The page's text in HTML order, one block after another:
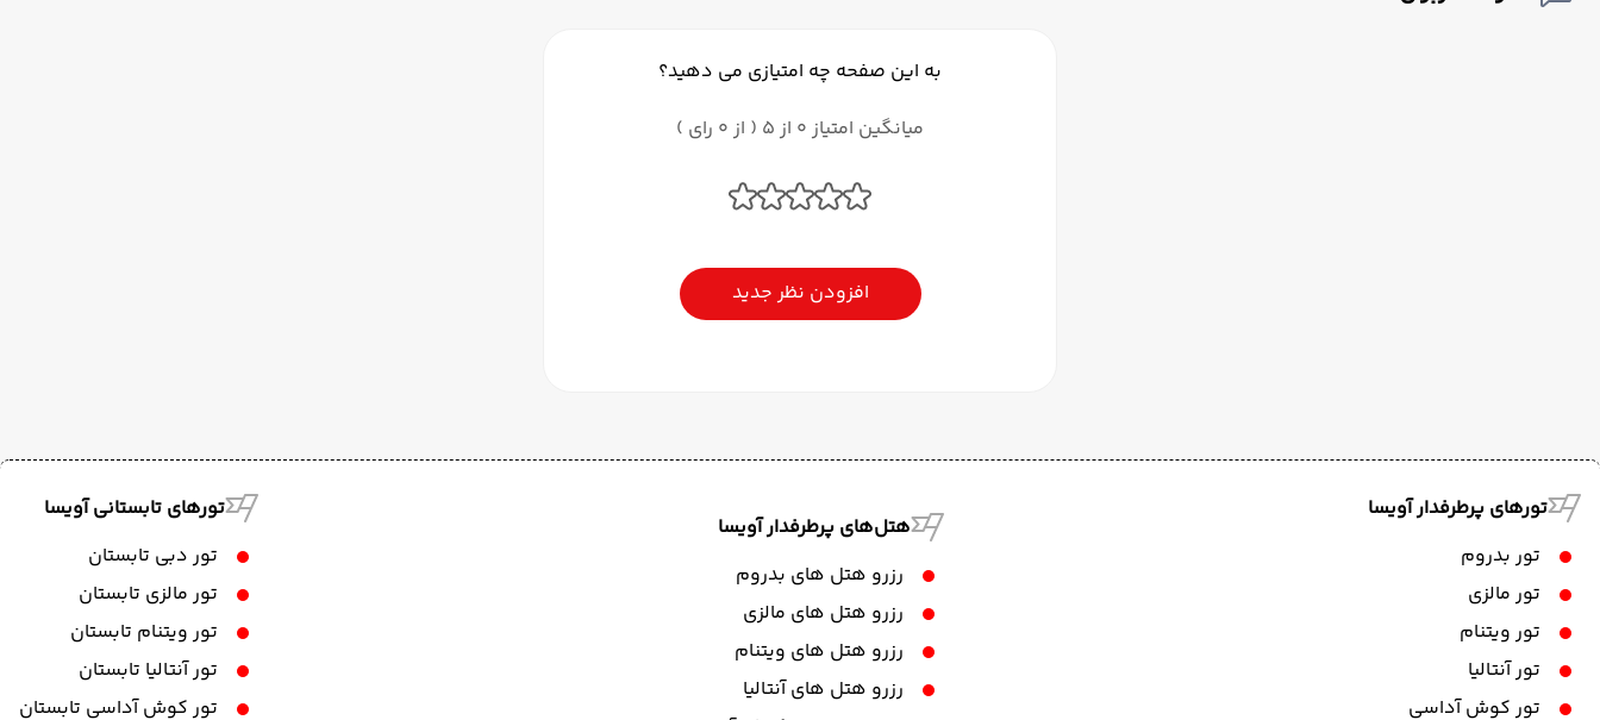
به این صفحه چه امتیازی می دهید؟
میانگین امتیاز 0 از 5 ( از 0 رای )
افزودن نظر جدید
تورهای پرطرفدار آویسا
تور بدروم
تور مالزی
تور ویتنام
تور آنتالیا
تور کوش آداسی
هتل‌های پرطرفدار آویسا
رزرو هتل های بدروم
رزرو هتل های مالزی
رزرو هتل های ویتنام
رزرو هتل های آنتالیا
تورهای تابستانی آویسا
تور دبی تابستان
تور مالزی تابستان
تور ویتنام تابستان
تور آنتالیا تابستان
تور کوش آداسی تابستان